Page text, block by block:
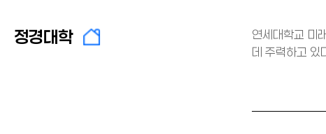
정경대학
연세대학교 미
데 주력하고 있